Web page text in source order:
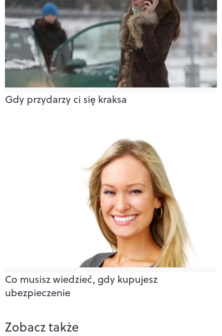
Gdy przydarzy ci się kraksa
Co musisz wiedzieć, gdy kupujesz
ubezpieczenie
Zobacz także